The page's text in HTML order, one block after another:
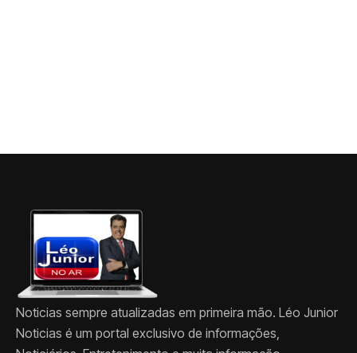
Noticias sempre atualizadas em primeira mão. Léo Junior
Noticias é um portal exclusivo de informações,